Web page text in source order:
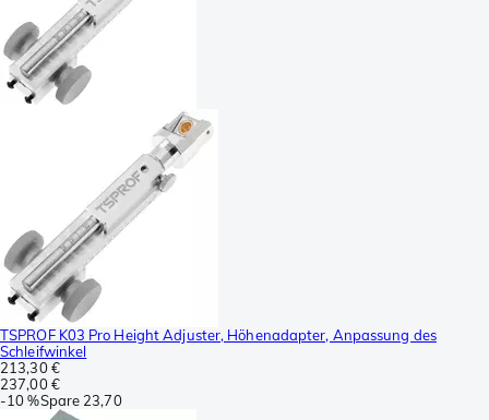
TSPROF K03 Pro Height Adjuster, Höhenadapter, Anpassung des
Schleifwinkel
213,30 €
237,00 €
-10 %Spare 23,70